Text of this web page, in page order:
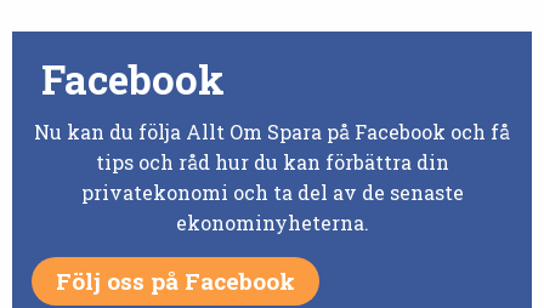
Facebook
Nu kan du följa Allt Om Spara på Facebook och få
tips och råd hur du kan förbättra din
privatekonomi och ta del av de senaste
ekonominyheterna.
Följ oss på Facebook